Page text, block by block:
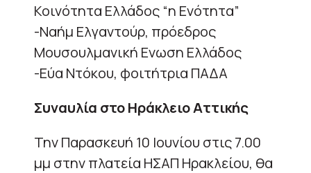
Κοινότητα Ελλάδος “η Ενότητα”
-Ναήμ Ελγαντούρ, πρόεδρος
Μουσουλμανική Ενωση Ελλάδος
-Εύα Ντόκου, φοιτήτρια ΠΑΔΑ
Συναυλία στο Ηράκλειο Αττικής
Την Παρασκευή 10 Ιουνίου στις 7.00
μμ στην πλατεία ΗΣΑΠ Ηρακλείου, θα